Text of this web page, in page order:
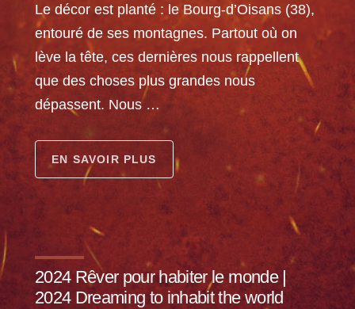
Le décor est planté : le Bourg-d’Oisans (38),
entouré de ses montagnes. Partout où on
lève la tête, ces dernières nous rappellent
que des choses plus grandes nous
dépassent. Nous …
EN SAVOIR PLUS
2024 Rêver pour habiter le monde |
2024 Dreaming to inhabit the world